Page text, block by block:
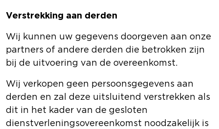
Verstrekking aan derden
Wij kunnen uw gegevens doorgeven aan onze
partners of andere derden die betrokken zijn
bij de uitvoering van de overeenkomst.
Wij verkopen geen persoonsgegevens aan
derden en zal deze uitsluitend verstrekken als
dit in het kader van de gesloten
dienstverleningsovereenkomst noodzakelijk is